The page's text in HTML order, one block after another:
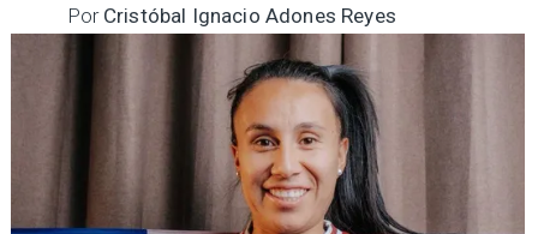
Cristóbal Ignacio Adones Reyes
Por